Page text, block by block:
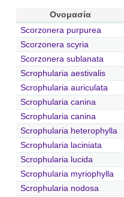
Ονομασία
Scorzonera purpurea
Scorzonera scyria
Scorzonera sublanata
Scrophularia aestivalis
Scrophularia auriculata
Scrophularia canina
Scrophularia canina
Scrophularia heterophylla
Scrophularia laciniata
Scrophularia lucida
Scrophularia myriophylla
Scrophularia nodosa